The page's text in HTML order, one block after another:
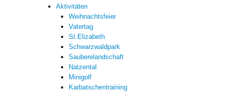
Aktivitäten
Weihnachtsfeier
Vatertag
St.Elizabeth
Schwarzwaldpark
Sauberelandschaft
Natzental
Minigolf
Karbatschentraining